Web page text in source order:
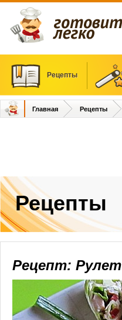
Рецепты
Главная Рецепты
Рецепты
Рецепт: Рулет